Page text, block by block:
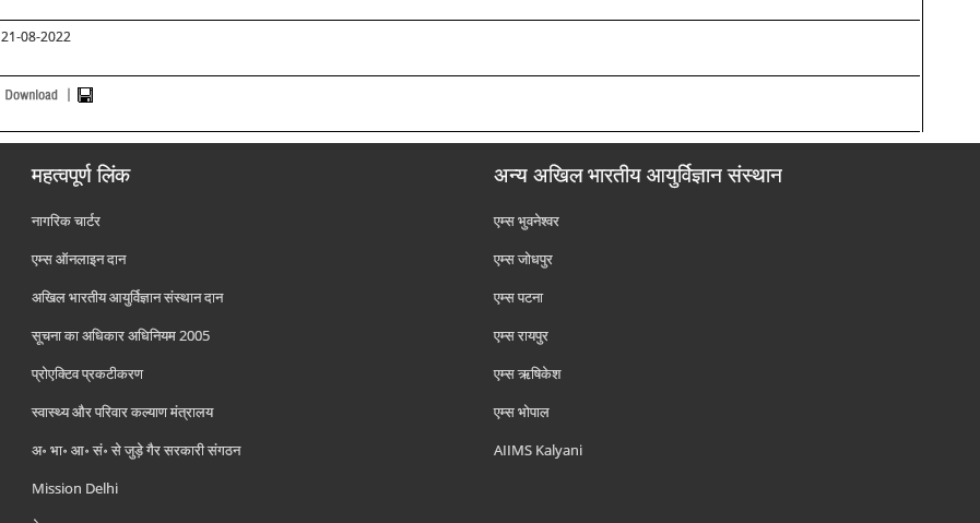
21-08-2022
महत्वपूर्ण लिंक
नागरिक चार्टर
एम्स ऑनलाइन दान
अखिल भारतीय आयुर्विज्ञान संस्थान दान
सूचना का अधिकार अधिनियम 2005
प्रोएक्टिव प्रकटीकरण
स्वास्थ्य और परिवार कल्याण मंत्रालय
अ॰ भा॰ आ॰ सं॰ से जुड़े गैर सरकारी संगठन
Mission Delhi
अन्य अखिल भारतीय आयुर्विज्ञान संस्थान
एम्‍स भुवनेश्वर
एम्‍स जोधपुर
एम्‍स पटना
एम्‍स रायपुर
एम्‍स ऋषिकेश
एम्‍स भोपाल
AIIMS Kalyani